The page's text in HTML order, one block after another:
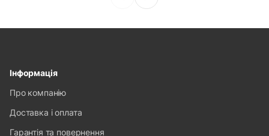
Інформація
Про компанію
Доставка і оплата
Гарантія та повернення